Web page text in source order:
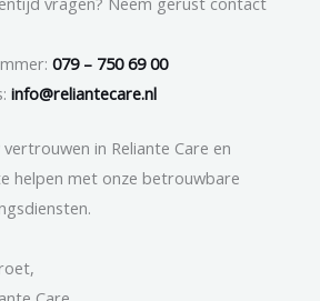
079 – 750 69 00
info@reliantecare.nl
in Reliante Care en
helpen met onze betrouwbare